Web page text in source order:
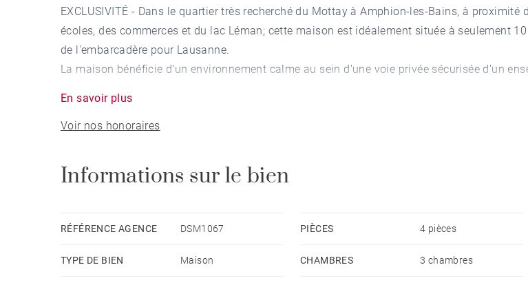
EXCLUSIVITÉ - Dans le quartier très recherché du Mottay à Amphion-les-Bains, à proximité
écoles, des commerces et du lac Léman; cette maison est idéalement située à seulement
de l'embarcadère pour Lausanne.
La maison bénéficie d'un environnement calme au sein d'une voie privée sécurisée d'un
Répartie sur 2 niveaux, vous trouverez au rez-de-chaussée, l'entrée, le séjour donnant accès
jardin-terrasse. La cuisine équipée est semi-ouverte et permet l'accès à une autre terrasse
À l'étage, la partie nuit totalise 3 chambres avec des rangements, dont une chambre avec
lever du soleil de la dent d'Oche. Une salle de bains et une salle d'eau complètent les
En savoir plus
Voir nos honoraires
Informations sur le bien
RÉFÉRENCE AGENCE DSM1067
TYPE DE BIEN Maison
PIÈCES 4 pièces
CHAMBRES 3 chambres